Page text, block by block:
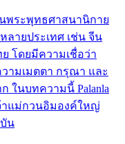
พระพุทธศาสนานิกาย
ายประเทศ เช่น จีน
โดยมีความเชื่อว่า
ามเมตตา กรุณา และ
ในบทความนี้ Palanla
าแม่กวนอิมองค์ใหญ่
น